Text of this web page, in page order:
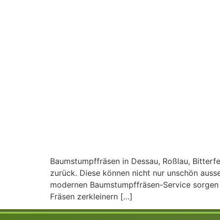
Baumstumpffräsen in Dessau, Roßlau,
zurück. Diese können nicht nur unschön
modernen Baumstumpffräsen-Service
Fräsen zerkleinern […]